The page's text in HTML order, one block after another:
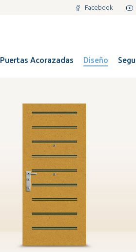
Facebook
Puertas Acorazadas Diseño